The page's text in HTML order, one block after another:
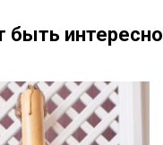
интересно